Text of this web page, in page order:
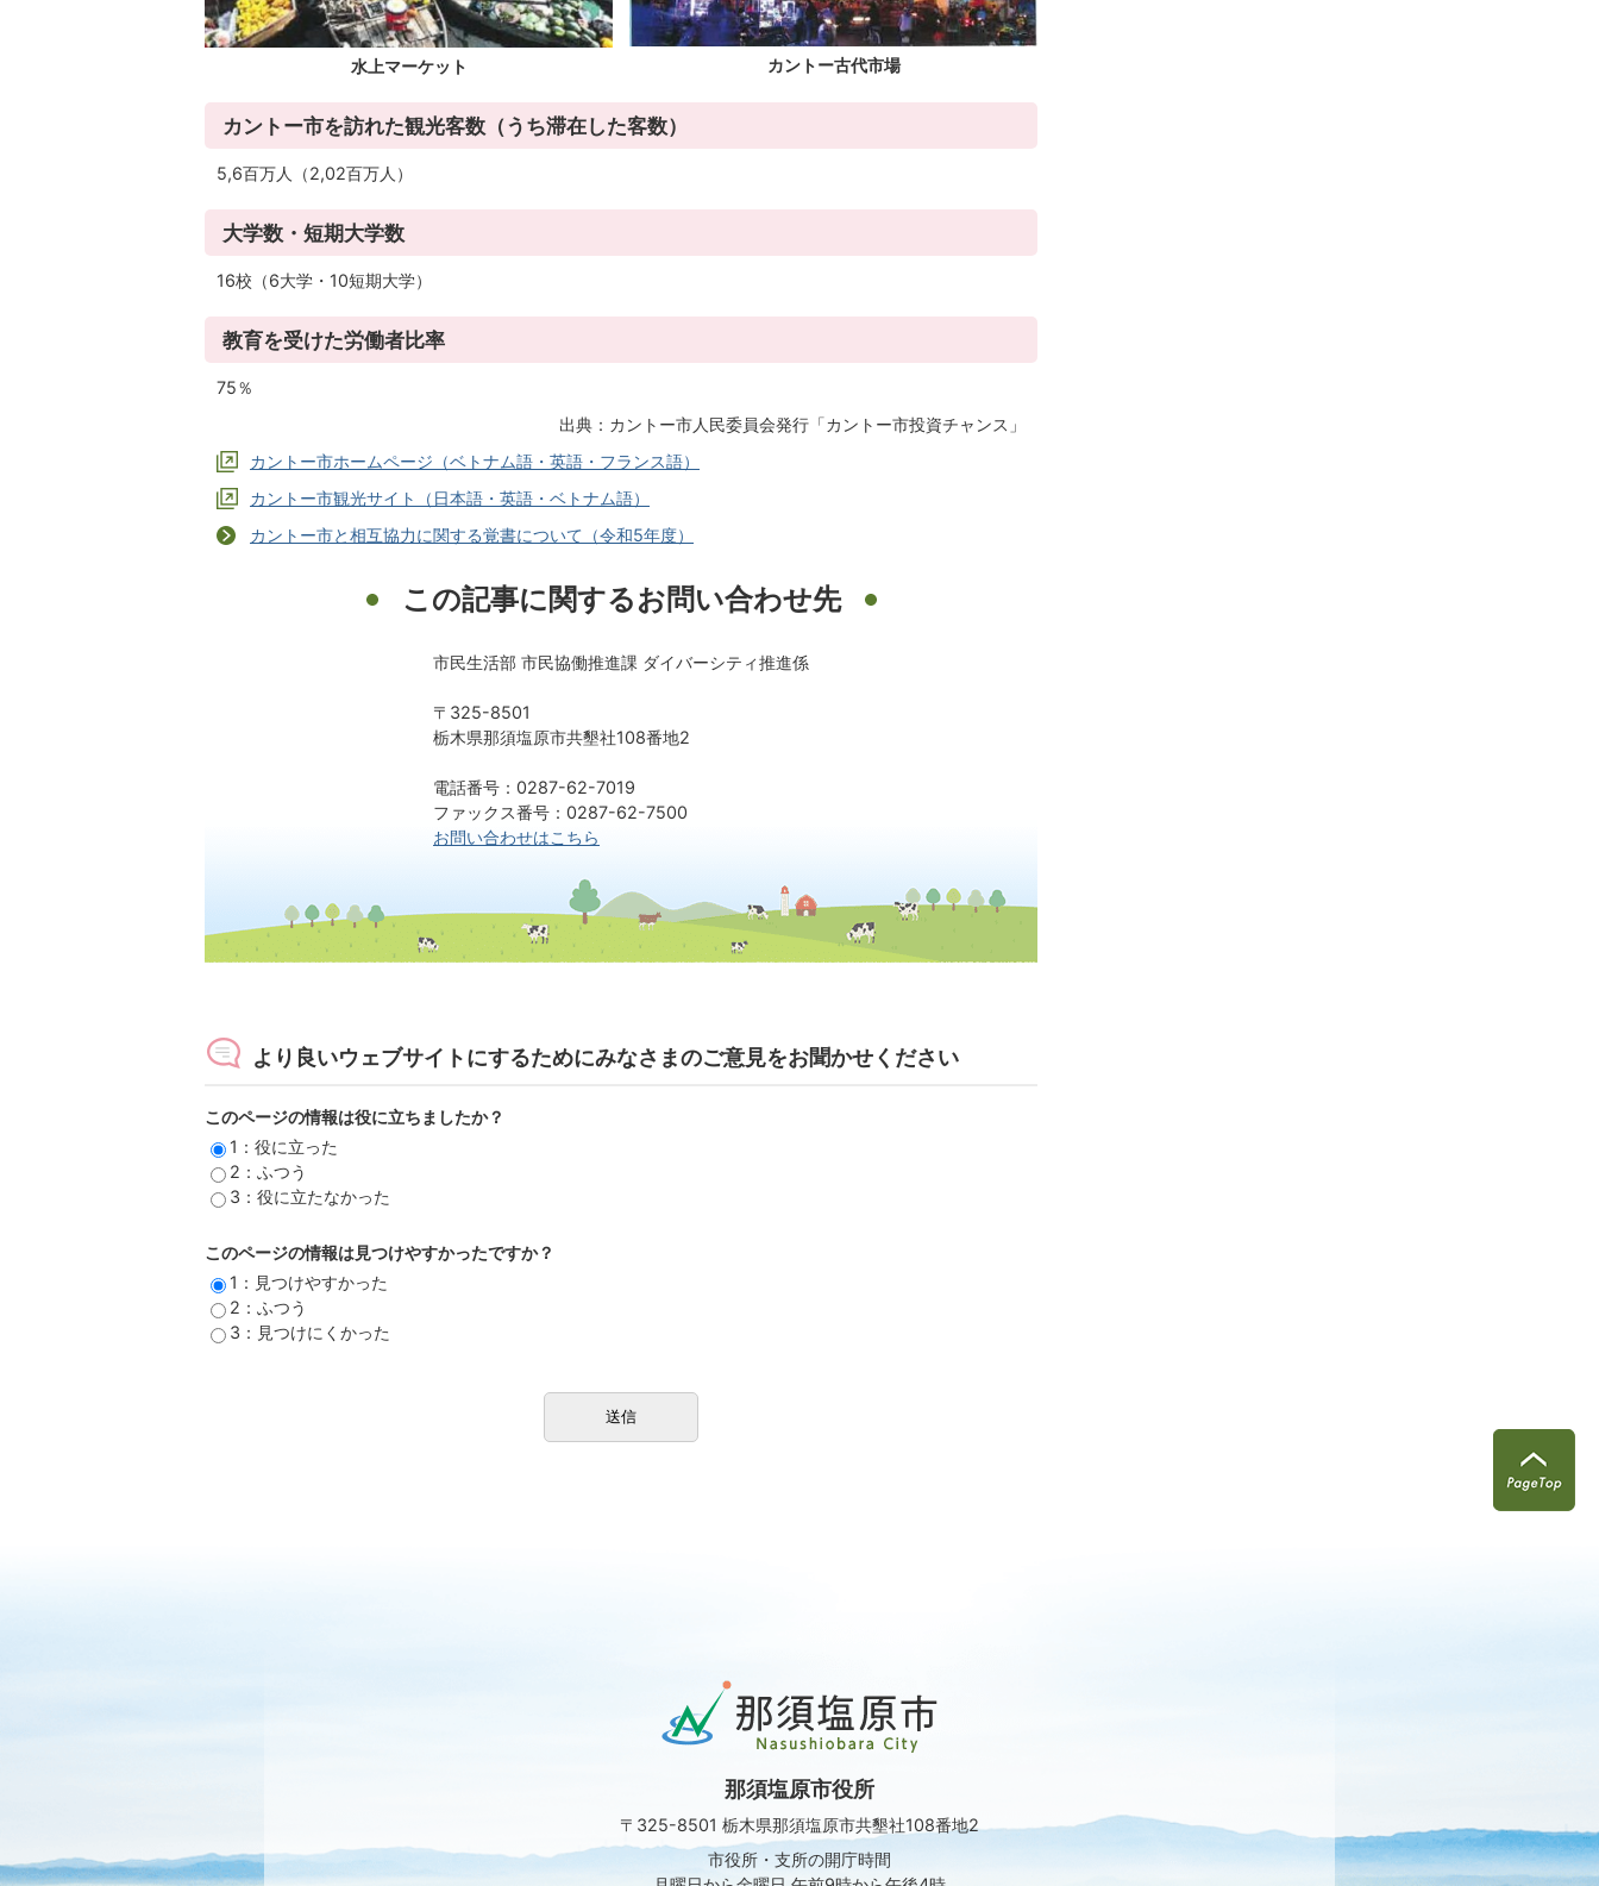
水上マーケット カントー古代市場
カントー市を訪れた観光客数（うち滞在した客数）
5,6百万人（2,02百万人）
大学数・短期大学数
16校（6大学・10短期大学）
教育を受けた労働者比率
75％
出典：カントー市人民委員会発行「カントー市投資チャンス」
カントー市ホームページ（ベトナム語・英語・フランス語）
カントー市観光サイト（日本語・英語・ベトナム語）
カントー市と相互協力に関する覚書について（令和5年度）
この記事に関するお問い合わせ先
市民生活部 市民協働推進課 ダイバーシティ推進係
〒325-8501
栃木県那須塩原市共墾社108番地2
電話番号：0287-62-7019
ファックス番号：0287-62-7500
お問い合わせはこちら
より良いウェブサイトにするためにみなさまのご意見をお聞かせください
このページの情報は役に立ちましたか？
1：役に立った
2：ふつう
3：役に立たなかった
このページの情報は見つけやすかったですか？
1：見つけやすかった
2：ふつう
3：見つけにくかった
須
塩
Nasushiobara
City
那須塩原市役所
〒325-8501 栃木県那須塩原市共墾社108番地2
市役所・支所の開庁時間